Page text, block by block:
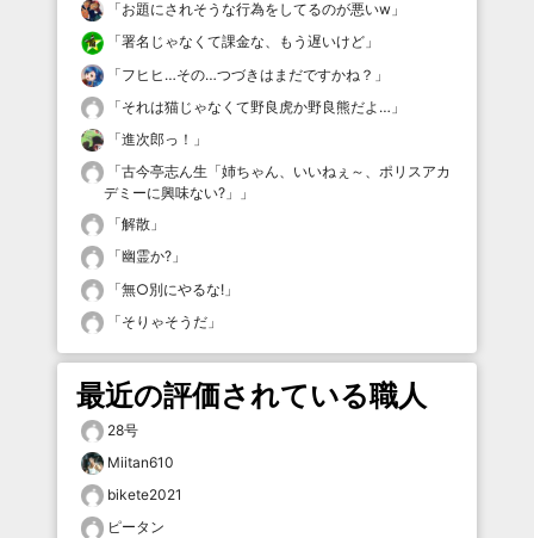
「お題にされそうな行為をしてるのが悪いw 」
「署名じゃなくて課金な、もう遅いけど 」
「フヒヒ…その…つづきはまだですかね？ 」
「それは猫じゃなくて野良虎か野良熊だよ… 」
「進次郎っ！ 」
「古今亭志ん生「姉ちゃん、いいねぇ～、ポリスアカ
デミーに興味ない?」
」
「解散 」
「幽霊か? 」
「無○別にやるな! 」
「そりゃそうだ 」
最近の評価されている職人
28号
Miitan610
bikete2021
ピータン